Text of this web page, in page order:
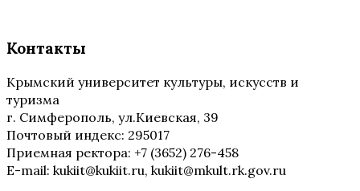
Контакты
Крымский университет культуры, искусств и
туризма
г. Симферополь, ул.Киевская, 39
Почтовый индекс: 295017
Приемная ректора: +7 (3652) 276-458
E-mail: kukiit@kukiit.ru, kukiit@mkult.rk.gov.ru